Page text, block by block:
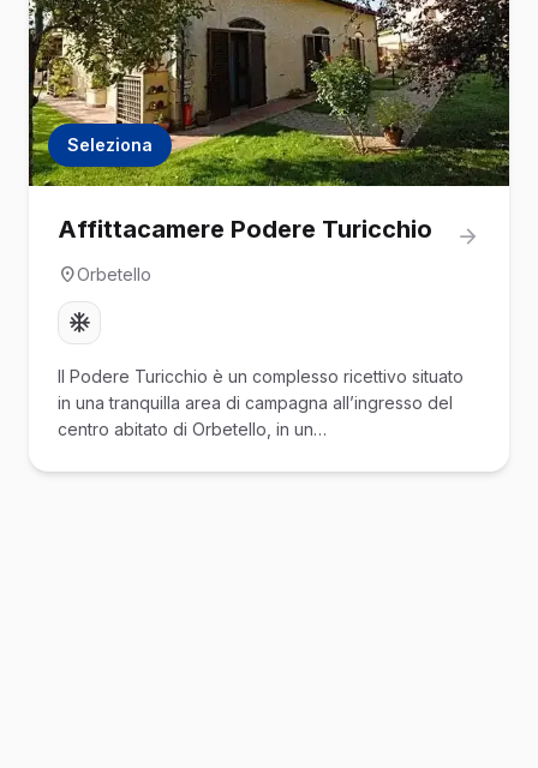
Seleziona
Affittacamere Podere Turicchio
Orbetello
Il Podere Turicchio è un complesso ricettivo situato
in una tranquilla area di campagna all’ingresso del
centro abitato di Orbetello, in un…